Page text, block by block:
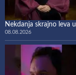
Nekdanja skrajno leva
08.08.2026